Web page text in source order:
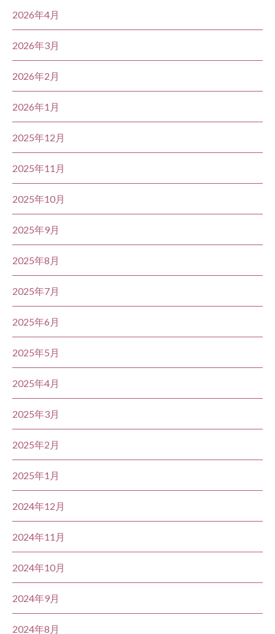
2026年4月
2026年3月
2026年2月
2026年1月
2025年12月
2025年11月
2025年10月
2025年9月
2025年8月
2025年7月
2025年6月
2025年5月
2025年4月
2025年3月
2025年2月
2025年1月
2024年12月
2024年11月
2024年10月
2024年9月
2024年8月